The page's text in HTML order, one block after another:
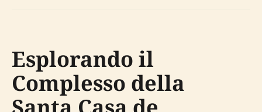
Esplorando il
Complesso della